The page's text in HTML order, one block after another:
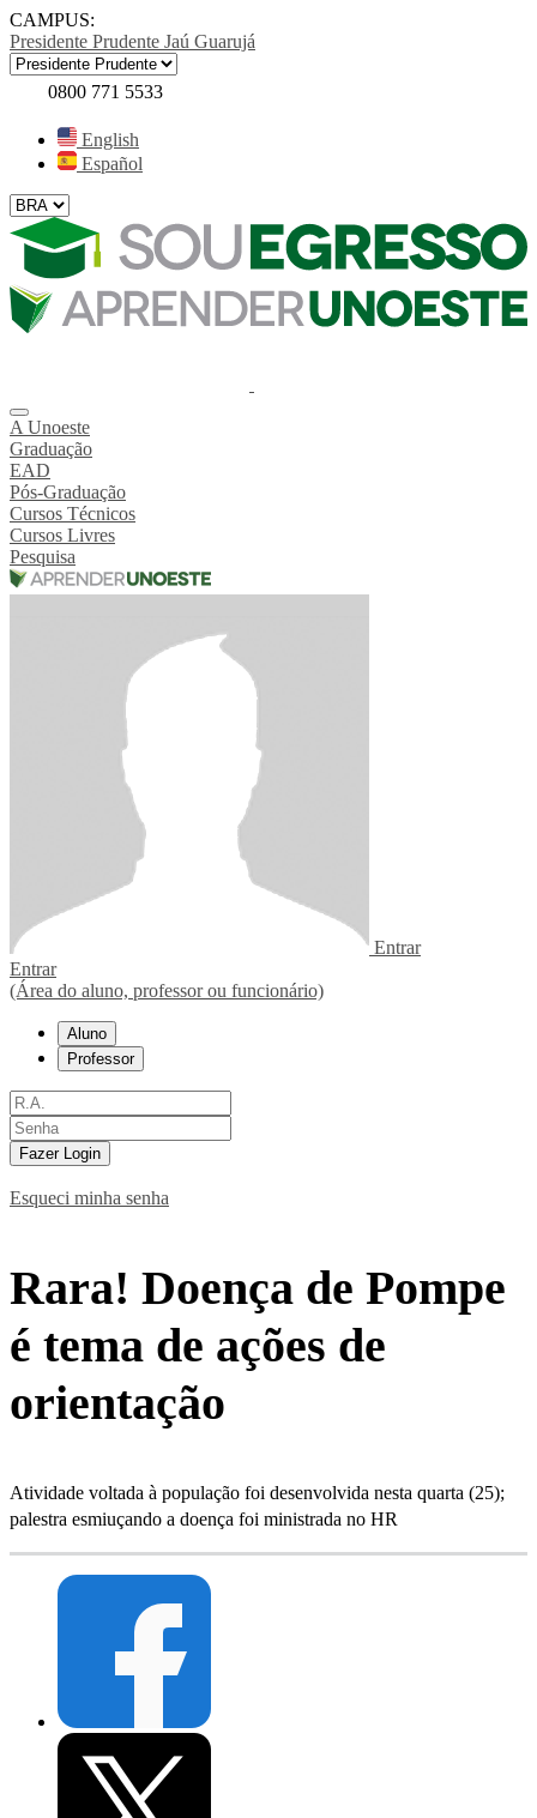
CAMPUS:
Presidente Prudente Jaú Guarujá
0800 771 5533
English
Español
A Unoeste
Graduação
EAD
Pós-Graduação
Cursos Técnicos
Cursos Livres
Pesquisa
Entrar
Entrar
(Área do aluno, professor ou funcionário)
Aluno
Professor
Fazer Login
Esqueci minha senha
Rara! Doença de Pompe
é tema de ações de
orientação
Atividade voltada à população foi desenvolvida nesta quarta (25);
palestra esmiuçando a doença foi ministrada no HR